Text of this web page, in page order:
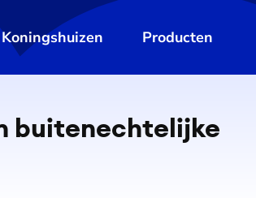
Koningshuizen Producten
bui­ten­ech­te­lij­ke